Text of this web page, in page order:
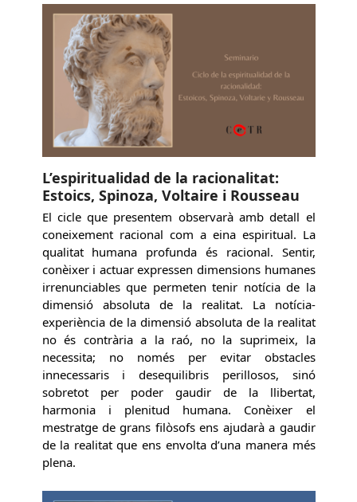
L’espiritualidad de la racionalitat:
Estoics, Spinoza, Voltaire i Rousseau
El cicle que presentem observarà amb detall el
coneixement racional com a eina espiritual. La
qualitat humana profunda és racional. Sentir,
conèixer i actuar expressen dimensions humanes
irrenunciables que permeten tenir notícia de la
dimensió absoluta de la realitat. La notícia-
experiència de la dimensió absoluta de la realitat
no és contrària a la raó, no la suprimeix, la
necessita; no només per evitar obstacles
innecessaris i desequilibris perillosos, sinó
sobretot per poder gaudir de la llibertat,
harmonia i plenitud humana. Conèixer el
mestratge de grans filòsofs ens ajudarà a gaudir
de la realitat que ens envolta d’una manera més
plena.